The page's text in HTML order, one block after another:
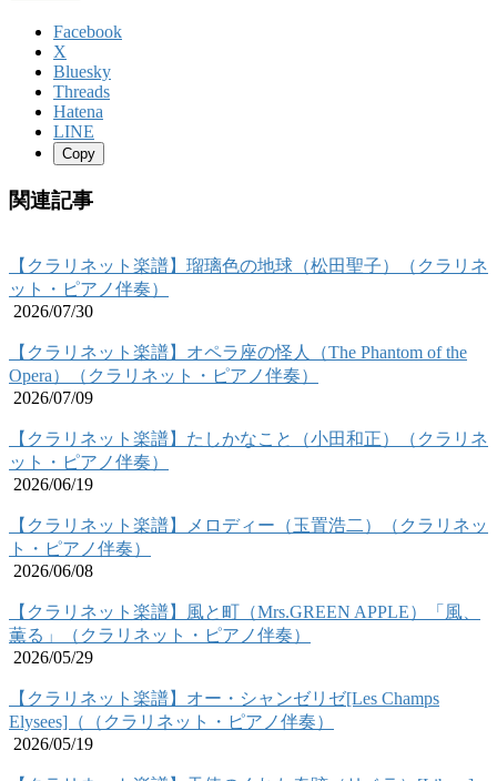
Facebook
X
Bluesky
Threads
Hatena
LINE
Copy
関連記事
【クラリネット楽譜】瑠璃色の地球（松田聖子）（クラリネ
ット・ピアノ伴奏）
2026/07/30
【クラリネット楽譜】オペラ座の怪人（The Phantom of the
Opera）（クラリネット・ピアノ伴奏）
2026/07/09
【クラリネット楽譜】たしかなこと（小田和正）（クラリネ
ット・ピアノ伴奏）
2026/06/19
【クラリネット楽譜】メロディー（玉置浩二）（クラリネッ
ト・ピアノ伴奏）
2026/06/08
【クラリネット楽譜】風と町（Mrs.GREEN APPLE）「風、
薫る」（クラリネット・ピアノ伴奏）
2026/05/29
【クラリネット楽譜】オー・シャンゼリゼ[Les Champs
Elysees]（（クラリネット・ピアノ伴奏）
2026/05/19